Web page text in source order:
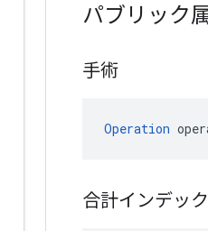
パブリック
手術
Operation
合計インデッ